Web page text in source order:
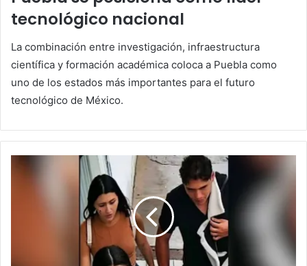
tecnológico nacional
La combinación entre investigación, infraestructura
científica y formación académica coloca a Puebla como
uno de los estados más importantes para el futuro
tecnológico de México.